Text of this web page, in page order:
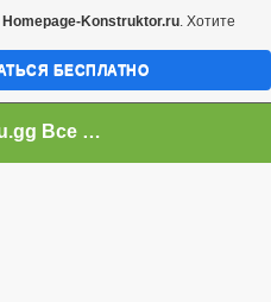
ruscooter.ru.gg Все о скутерах и даже больше!
Homepage-Konstruktor.ru. Хотите
БЕСПЛАТНО